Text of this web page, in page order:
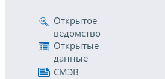
Открытое
ведомство
Открытые
данные
СМЭВ